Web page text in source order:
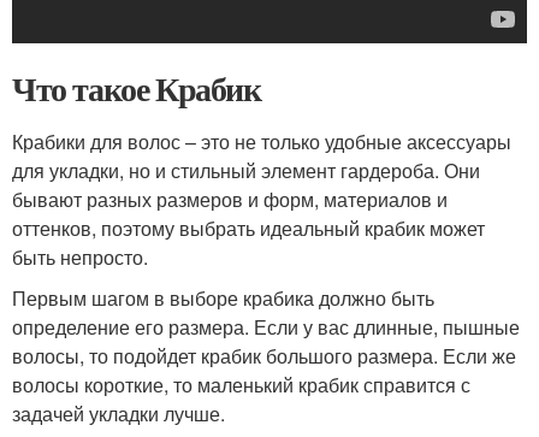
Что такое Крабик
Крабики для волос – это не только удобные аксессуары
для укладки, но и стильный элемент гардероба. Они
бывают разных размеров и форм, материалов и
оттенков, поэтому выбрать идеальный крабик может
быть непросто.
Первым шагом в выборе крабика должно быть
определение его размера. Если у вас длинные, пышные
волосы, то подойдет крабик большого размера. Если же
волосы короткие, то маленький крабик справится с
задачей укладки лучше.